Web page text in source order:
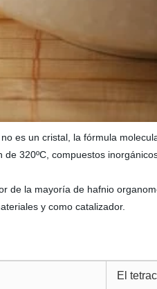
es un cristal, la fórmula
320ºC, compuestos
de la mayoría de hafnio
y como catalizador.
El